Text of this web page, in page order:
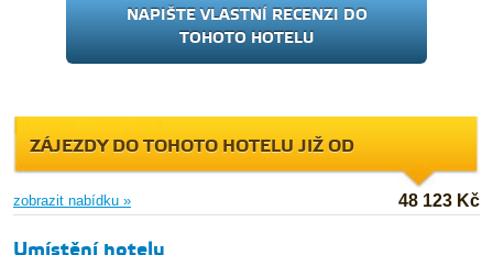
NAPIŠTE VLASTNÍ RECENZI DO
TOHOTO HOTELU
ZÁJEZDY DO TOHOTO HOTELU JIŽ OD
zobrazit nabídku » 48 123 Kč